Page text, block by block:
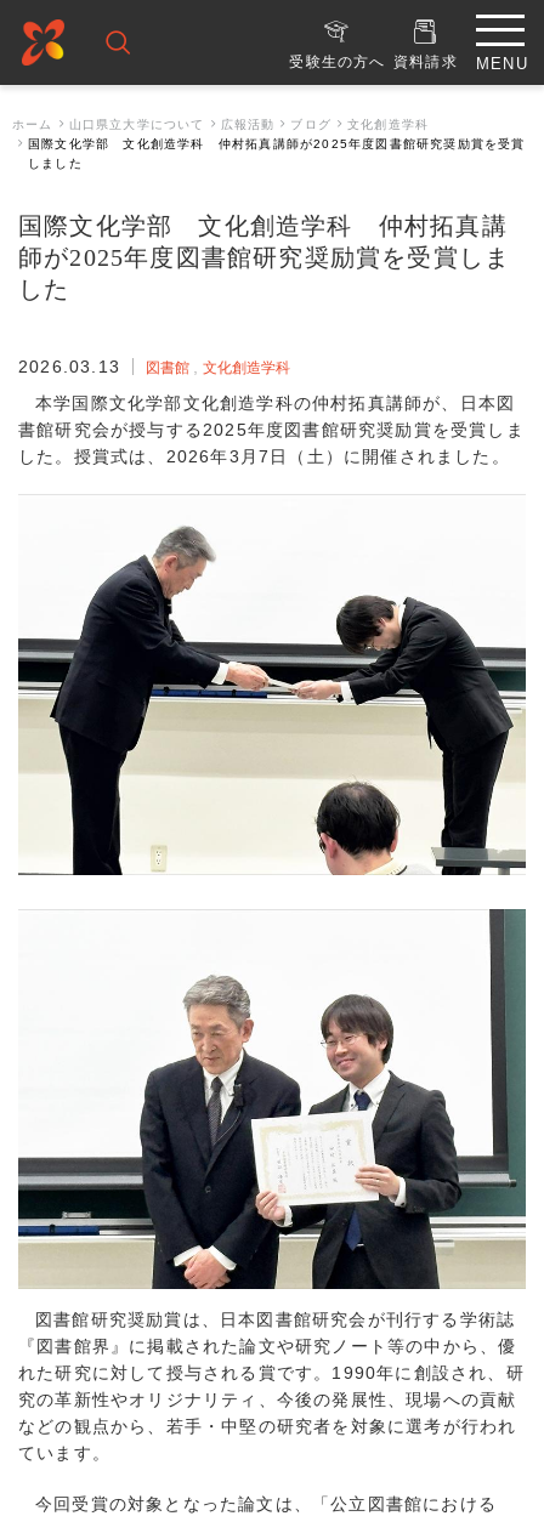
受験生の方へ 資料請求
ホーム 山口県立大学について 広報活動 ブログ
文化創造学科
国際文化学部 文化創造学科 仲村拓真講師が2025年度図書館研究奨励賞を受賞
しました
国際文化学部 文化創造学科 仲村拓真講
師が2025年度図書館研究奨励賞を受賞しま
した
2026.03.13 図書館 文化創造学科
本学国際文化学部文化創造学科の仲村拓真講師が、日本図
書館研究会が授与する2025年度図書館研究奨励賞を受賞しま
した。授賞式は、2026年3月7日（土）に開催されました。
図書館研究奨励賞は、日本図書館研究会が刊行する学術誌
『図書館界』に掲載された論文や研究ノート等の中から、優
れた研究に対して授与される賞です。1990年に創設され、研
究の革新性やオリジナリティ、今後の発展性、現場への貢献
などの観点から、若手・中堅の研究者を対象に選考が行われ
ています。
今回受賞の対象となった論文は、「公立図書館における